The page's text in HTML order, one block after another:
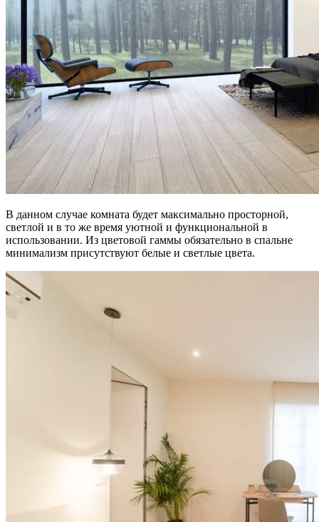
В данном случае комната будет максимально просторной,
светлой и в то же время уютной и функциональной в
использовании. Из цветовой гаммы обязательно в спальне
минимализм присутствуют белые и светлые цвета.